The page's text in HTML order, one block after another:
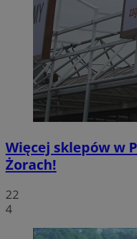
Więcej sklepów w
Żorach!
22
4